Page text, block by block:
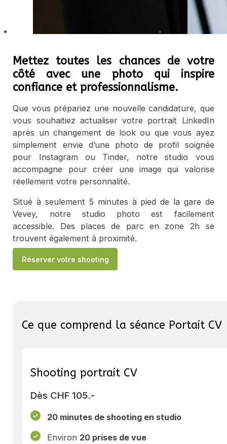
Mettez toutes les chances de votre
côté avec une photo qui inspire
confiance et professionnalisme.
Que vous prépariez une nouvelle candidature, que
vous souhaitiez actualiser votre portrait LinkedIn
après un changement de look ou que vous ayez
simplement envie d’une photo de profil soignée
pour Instagram ou Tinder, notre studio vous
accompagne pour créer une image qui valorise
réellement votre personnalité.
Situé à seulement 5 minutes à pied de la gare de
Vevey, notre studio photo est facilement
accessible. Des places de parc en zone 2h se
trouvent également à proximité.
Réserver votre shooting
Ce que comprend la séance Portait CV
Shooting portrait CV
Dès CHF 105.-
20 minutes de shooting en studio
Environ 20 prises de vue